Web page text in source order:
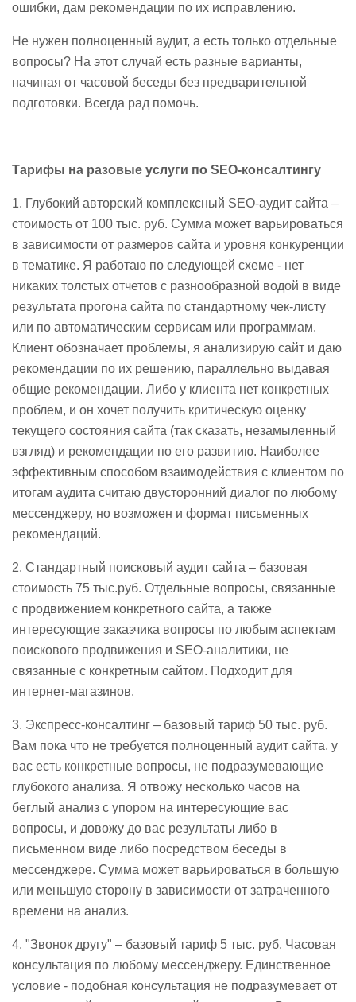
ошибки, дам рекомендации по их исправлению.
Не нужен полноценный аудит, а есть только отдельные
вопросы? На этот случай есть разные варианты,
начиная от часовой беседы без предварительной
подготовки. Всегда рад помочь.
Тарифы на разовые услуги по SEO-консалтингу
1. Глубокий авторский комплексный SEO-аудит сайта –
стоимость от 100 тыс. руб. Сумма может варьироваться
в зависимости от размеров сайта и уровня конкуренции
в тематике. Я работаю по следующей схеме - нет
никаких толстых отчетов с разнообразной водой в виде
результата прогона сайта по стандартному чек-листу
или по автоматическим сервисам или программам.
Клиент обозначает проблемы, я анализирую сайт и даю
рекомендации по их решению, параллельно выдавая
общие рекомендации. Либо у клиента нет конкретных
проблем, и он хочет получить критическую оценку
текущего состояния сайта (так сказать, незамыленный
взгляд) и рекомендации по его развитию. Наиболее
эффективным способом взаимодействия с клиентом по
итогам аудита считаю двусторонний диалог по любому
мессенджеру, но возможен и формат письменных
рекомендаций.
2. Стандартный поисковый аудит сайта – базовая
стоимость 75 тыс.руб. Отдельные вопросы, связанные
с продвижением конкретного сайта, а также
интересующие заказчика вопросы по любым аспектам
поискового продвижения и SEO-аналитики, не
связанные с конкретным сайтом. Подходит для
интернет-магазинов.
3. Экспресс-консалтинг – базовый тариф 50 тыс. руб.
Вам пока что не требуется полноценный аудит сайта, у
вас есть конкретные вопросы, не подразумевающие
глубокого анализа. Я отвожу несколько часов на
беглый анализ с упором на интересующие вас
вопросы, и довожу до вас результаты либо в
письменном виде либо посредством беседы в
мессенджере. Сумма может варьироваться в большую
или меньшую сторону в зависимости от затраченного
времени на анализ.
4. "Звонок другу" – базовый тариф 5 тыс. руб. Часовая
консультация по любому мессенджеру. Единственное
условие - подобная консультация не подразумевает от